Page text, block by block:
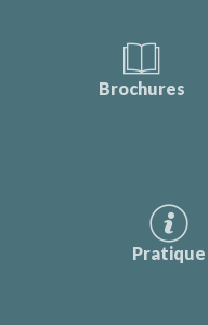
Brochures
Pratique